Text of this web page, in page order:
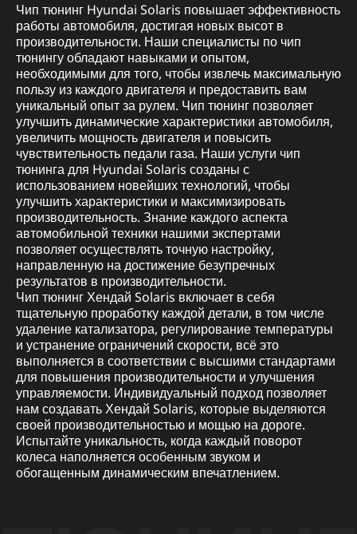
Чип тюнинг Hyundai Solaris повышает эффективность
работы автомобиля, достигая новых высот в
производительности. Наши специалисты по чип
тюнингу обладают навыками и опытом,
необходимыми для того, чтобы извлечь максимальную
пользу из каждого двигателя и предоставить вам
уникальный опыт за рулем. Чип тюнинг позволяет
улучшить динамические характеристики автомобиля,
увеличить мощность двигателя и повысить
чувствительность педали газа. Наши услуги чип
тюнинга для Hyundai Solaris созданы с
использованием новейших технологий, чтобы
улучшить характеристики и максимизировать
производительность. Знание каждого аспекта
автомобильной техники нашими экспертами
позволяет осуществлять точную настройку,
направленную на достижение безупречных
результатов в производительности.
Чип тюнинг Хендай Solaris включает в себя
тщательную проработку каждой детали, в том числе
удаление катализатора, регулирование температуры
и устранение ограничений скорости, всё это
выполняется в соответствии с высшими стандартами
для повышения производительности и улучшения
управляемости. Индивидуальный подход позволяет
нам создавать Хендай Solaris, которые выделяются
своей производительностью и мощью на дороге.
Испытайте уникальность, когда каждый поворот
колеса наполняется особенным звуком и
обогащенным динамическим впечатлением.